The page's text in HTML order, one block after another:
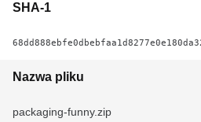
SHA-1
Nazwa pliku
packaging-funny.zip